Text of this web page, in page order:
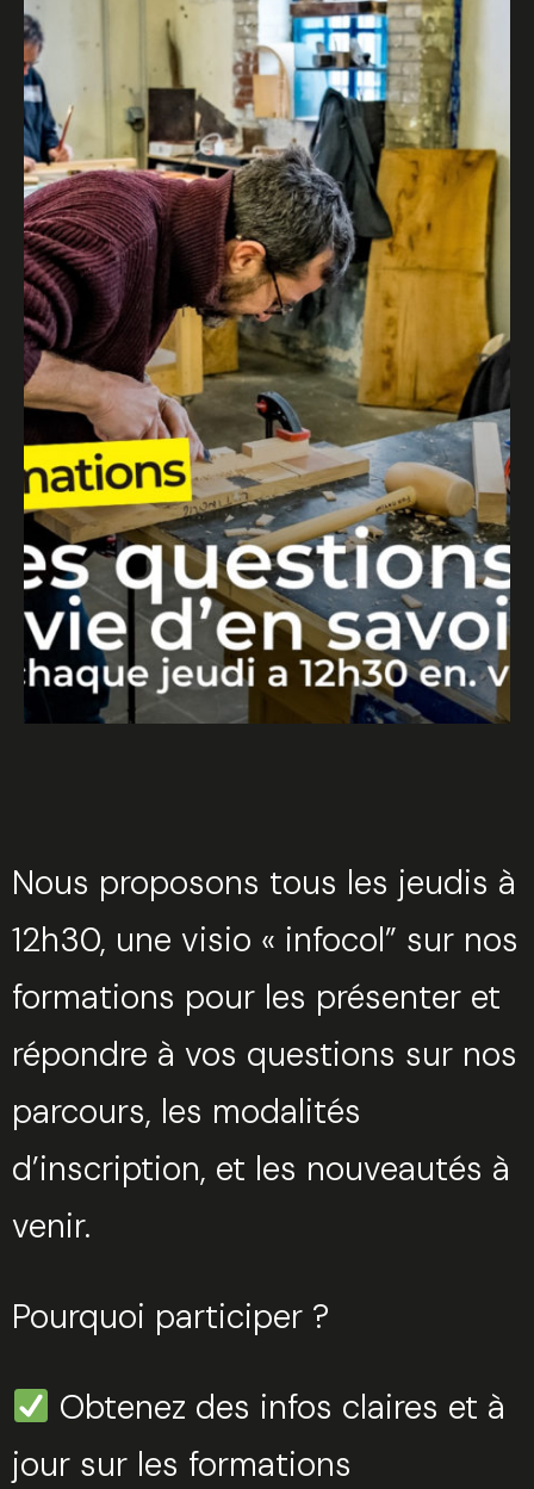
Nous proposons tous les jeudis à
12h30, une visio « infocol” sur nos
formations pour les présenter et
répondre à vos questions sur nos
parcours, les modalités
d’inscription, et les nouveautés à
venir.
Pourquoi participer ?
Obtenez des infos claires et à
jour sur les formations